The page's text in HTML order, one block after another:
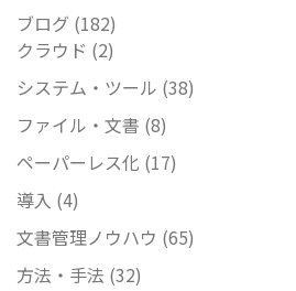
ブログ (182)
クラウド (2)
システム・ツール (38)
ファイル・文書 (8)
ペーパーレス化 (17)
導入 (4)
文書管理ノウハウ (65)
方法・手法 (32)